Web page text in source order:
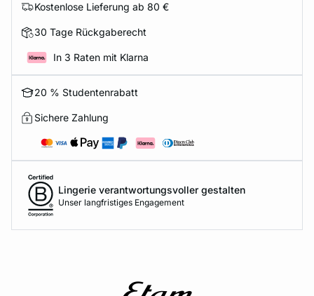
Kostenlose Lieferung ab 80 €
30 Tage Rückgaberecht
In 3 Raten mit Klarna
20 % Studentenrabatt
Sichere Zahlung
Lingerie verantwortungsvoller gestalten
Unser langfristiges Engagement